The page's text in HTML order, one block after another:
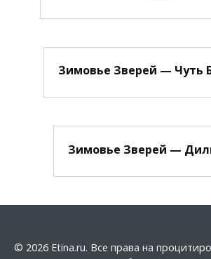
Зимовье Зверей — Чуть
Зимовье Зверей —
© 2026 Etina.ru. Все права на